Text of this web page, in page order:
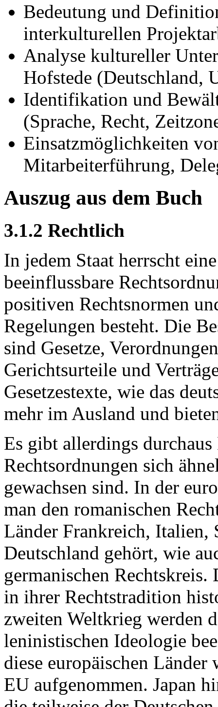
Bedeutung und
interkulturellen
Analyse kultureller
Hofstede (Deutschland,
Identifikation und
(Sprache, Recht,
Einsatzmöglichkeiten
Mitarbeiterführung,
Auszug aus dem Buch
3.1.2 Rechtlich
In jedem Staat herrscht
beeinflussbare
positiven Rechtsnormen
Regelungen besteht. Die
sind Gesetze,
Gerichtsurteile und
Gesetzestexte, wie das
mehr im Ausland und
Es gibt allerdings
Rechtsordnungen sich
gewachsen sind. In der
man den romanischen
Länder Frankreich, Italien,
Deutschland gehört, wie
germanischen
in ihrer Rechtstradition
zweiten Weltkrieg werden
leninistischen Ideologie
diese europäischen
EU aufgenommen. Japan